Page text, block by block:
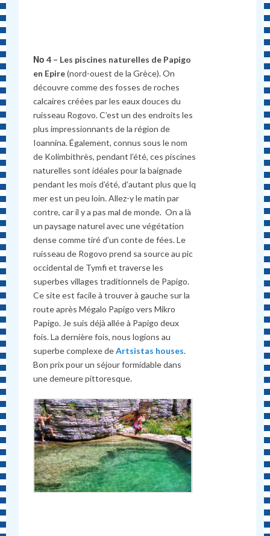
Νο 4 – Les piscines naturelles de Papigo
en Epire(nord-ouest de la Grèce). On
découvre comme des fosses de roches
calcaires créées par les eaux douces du
ruisseau Rogovo. C’est un des endroits les
plus impressionnants de la région de
Ioannina. Également, connus sous le nom
de Kolimbithrès, pendant l’été, ces piscines
naturelles sont idéales pour la baignade
pendant les mois d’été, d’autant plus que lq
mer est un peu loin. Allez-y le matin par
contre, car il y a pas mal de monde. On a là
un paysage naturel avec une végétation
dense comme tiré d’un conte de fées. Le
ruisseau de Rogovo prend sa source au pic
occidental de Tymfi et traverse les
superbes villages traditionnels de Papigo.
Ce site est facile à trouver à gauche sur la
route après Mégalo Papigo vers Mikro
Papigo. Je suis déjà allée à Papigo deux
fois. La dernière fois, nous logions au
superbe complexe deArtsistas houses.
Bon prix pour un séjour formidable dans
une demeure pittoresque.